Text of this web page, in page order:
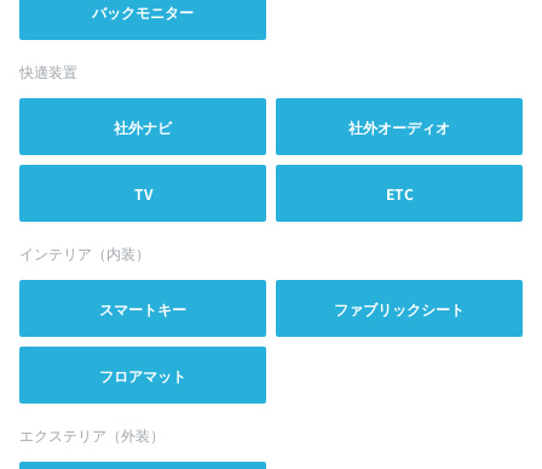
バックモニター
快適装置
社外ナビ 社外オーディオ
TV ETC
インテリア（内装）
スマートキー ファブリックシート
フロアマット
エクステリア（外装）